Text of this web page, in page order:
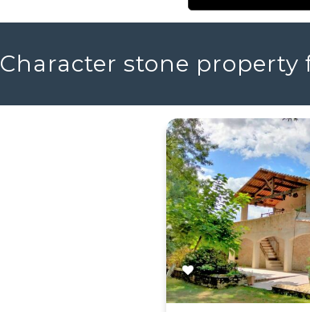
Character stone